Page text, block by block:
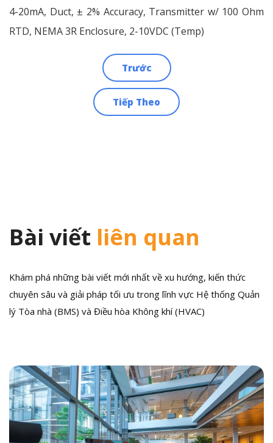
4-20mA, Duct, ± 2% Accuracy, Transmitter w/ 100 Ohm
RTD, NEMA 3R Enclosure, 2-10VDC (Temp)
Trước
Tiếp Theo
Bài viết liên quan
Khám phá những bài viết mới nhất về xu hướng, kiến thức
chuyên sâu và giải pháp tối ưu trong lĩnh vực Hệ thống Quản
lý Tòa nhà (BMS) và Điều hòa Không khí (HVAC)